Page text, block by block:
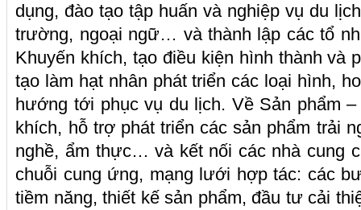
dụng, đào tạo tập huấn và nghiệp vụ du
trường, ngoại ngữ… và thành lập các tổ
Khuyến khích, tạo điều kiện hình thành và
tạo làm hạt nhân phát triển các loại hình,
hướng tới phục vụ du lịch. Về Sản phẩm
khích, hỗ trợ phát triển các sản phẩm trải
nghề, ẩm thực… và kết nối các nhà cung
chuỗi cung ứng, mạng lưới hợp tác: các
tiềm năng, thiết kế sản phẩm, đầu tư cải